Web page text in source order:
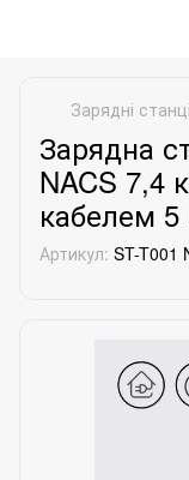
Зарядні
Зарядна
NACS 7,4
кабелем
Артикул: ST-T001